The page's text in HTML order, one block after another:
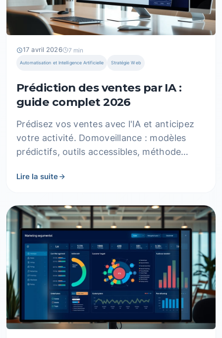
17 avril 2026 7 min
Automatisation et Intelligence Artificielle Stratégie Web
Prédiction des ventes par IA :
guide complet 2026
Prédisez vos ventes avec l'IA et anticipez
votre activité. Domoveillance : modèles
prédictifs, outils accessibles, méthode
Lire la suite